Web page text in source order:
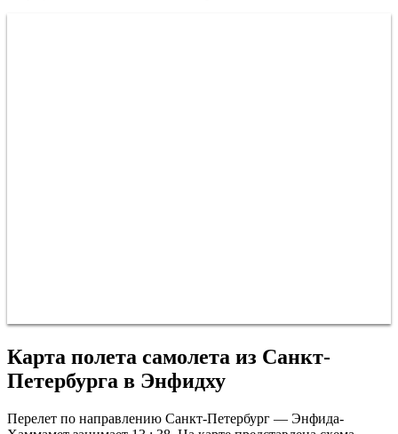
Карта полета самолета из Санкт-
Петербурга в Энфидху
Перелет по направлению Санкт-Петербург — Энфида-